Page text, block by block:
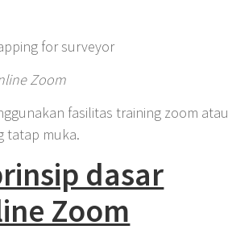
for surveyor
Zoom
fasilitas training zoom atau
tatap muka.
dasar
Zoom